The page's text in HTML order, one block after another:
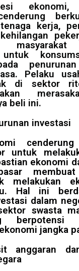
ekonomi,
kerja,
masyarakat
untuk
Pelaku
di sektor
beli ini.
investasi
cenderung
untuk
ekonomi
membuat
melakukan
Hal ini
dalam
swasta
berpotensi
jangka
anggaran